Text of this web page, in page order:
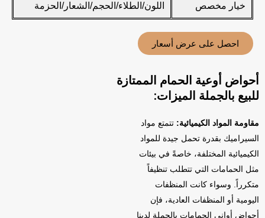
خيار مخصص اللون/الطلاء/الحجم/الشعار/الحزمة
احصل على عرض أسعار
أحواض أوعية الحمام الممتازة
للبيع بالجملة الميزات:
مقاومة المواد الكيميائية: تتمتع مواد
السيراميك بقدرة تحمل جيدة للمواد
الكيميائية المختلفة، خاصةً في بيئات
مثل الحمامات التي تتطلب تنظيفاً
متكرراً. وسواء كانت المنظفات
اليومية أو المنظفات العادية، فإن
أحواض أواني الحمامات بالجملة لدينا